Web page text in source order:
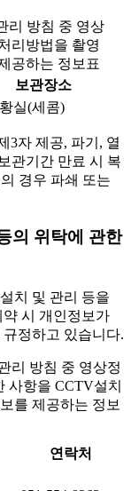
리 방침 중 영상
리방법을 촬영
공하는 정보표
보관장소
실(세콤)
3자 제공, 파기, 열
관기간 만료 시 복
경우 파쇄 또는
의 위탁에 관한
치 및 관리 등을
시 개인정보가
정하고 있습니다.
리 방침 중 영상정
사항을 CCTV설치
를 제공하는 정보
연락처